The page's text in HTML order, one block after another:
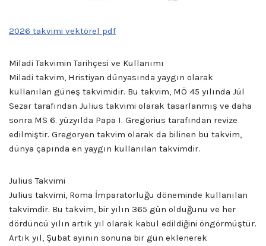
2026 takvimi vektörel pdf
Miladi Takvimin Tarihçesi ve Kullanımı
Miladi takvim, Hristiyan dünyasında yaygın olarak
kullanılan güneş takvimidir. Bu takvim, MÖ 45 yılında Jül
Sezar tarafından Julius takvimi olarak tasarlanmış ve daha
sonra MS 6. yüzyılda Papa I. Gregorius tarafından revize
edilmiştir. Gregoryen takvim olarak da bilinen bu takvim,
dünya çapında en yaygın kullanılan takvimdir.
Julius Takvimi
Julius takvimi, Roma İmparatorluğu döneminde kullanılan
takvimdir. Bu takvim, bir yılın 365 gün olduğunu ve her
dördüncü yılın artık yıl olarak kabul edildiğini öngörmüştür.
Artık yıl, Şubat ayının sonuna bir gün eklenerek